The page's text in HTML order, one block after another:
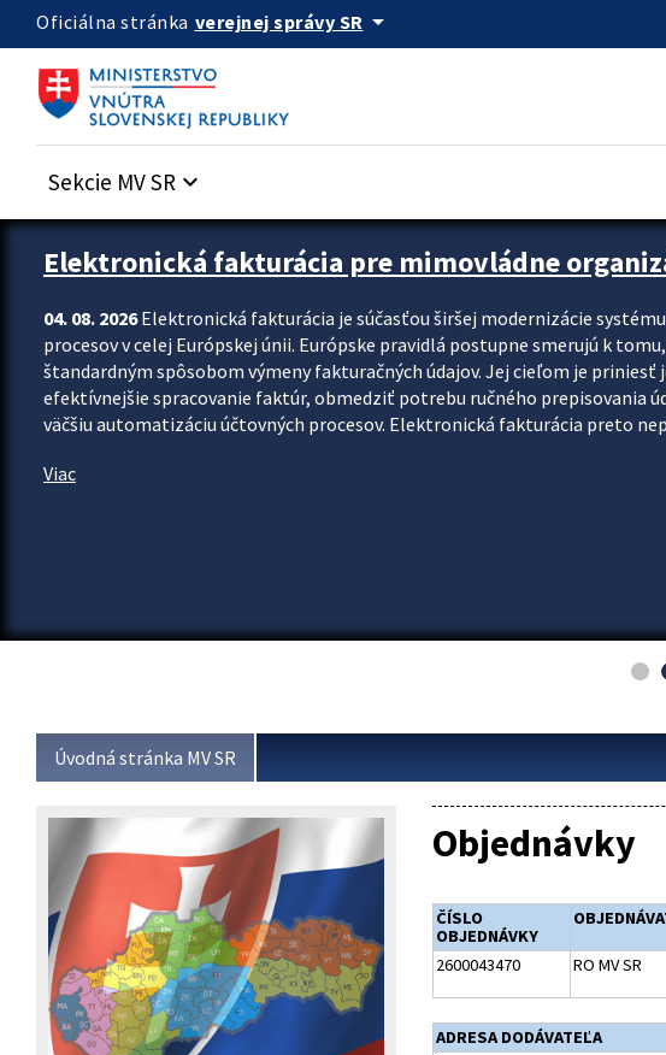
Preskocit na hlavný obsah
Oficiálna stránka verejnej správy SR arrow_drop_down
Sekcie MV SR keyboard_arrow_down
Zastavit automatický posun upútavok
Elektronická fakturácia pre mimovládne
04. 08. 2026Elektronická fakturácia je súčasťou širšej modernizácie
procesov v celej Európskej únii. Európske pravidlá postupne smerujú k
štandardným spôsobom výmeny fakturačných údajov. Jej cieľom je priniesť
efektívnejšie spracovanie faktúr, obmedziť potrebu ručného prepisovania
väčšiu automatizáciu účtovných procesov. Elektronická fakturácia preto
Viac
Úvodná stránka MV SR
Objednávky
ČÍSLO
OBJEDNÁVKY
2600043470 RO MV SR
ADRESA DODÁVATEĽA